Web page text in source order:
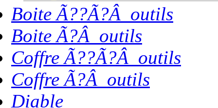
Boite Ã??Ã?Â outils
Boite Ã?Â outils
Coffre Ã??Ã?Â outils
Coffre Ã?Â outils
Diable